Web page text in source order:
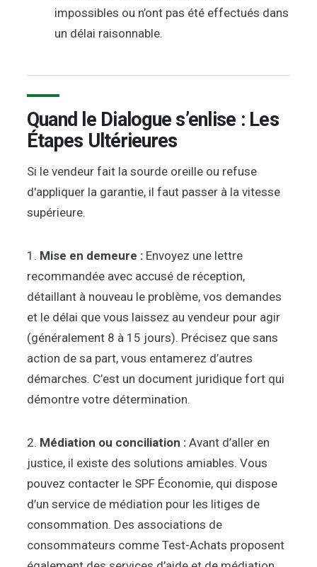
impossibles ou n’ont pas été effectués dans
un délai raisonnable.
Quand le Dialogue s’enlise : Les
Étapes Ultérieures
Si le vendeur fait la sourde oreille ou refuse
d'appliquer la garantie, il faut passer à la vitesse
supérieure.
1. Mise en demeure : Envoyez une lettre
recommandée avec accusé de réception,
détaillant à nouveau le problème, vos demandes
et le délai que vous laissez au vendeur pour agir
(généralement 8 à 15 jours). Précisez que sans
action de sa part, vous entamerez d’autres
démarches. C’est un document juridique fort qui
démontre votre détermination.
2. Médiation ou conciliation : Avant d’aller en
justice, il existe des solutions amiables. Vous
pouvez contacter le SPF Économie, qui dispose
d’un service de médiation pour les litiges de
consommation. Des associations de
consommateurs comme Test-Achats proposent